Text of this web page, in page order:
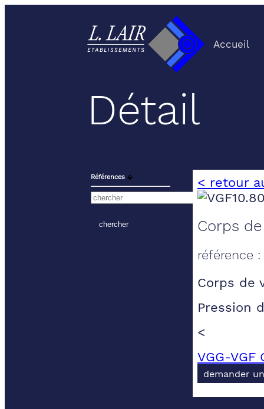
Accueil
Détail
Références ⬙ < retour
Corps
référence :
Corps de
Pression
<
VGG-VGF
demander